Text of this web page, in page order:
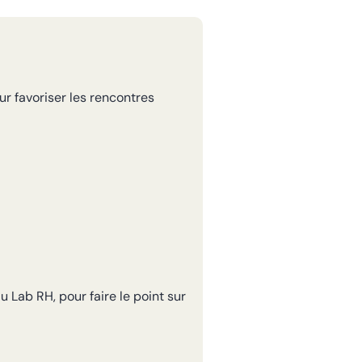
favoriser les rencontres
Lab RH, pour faire le point sur